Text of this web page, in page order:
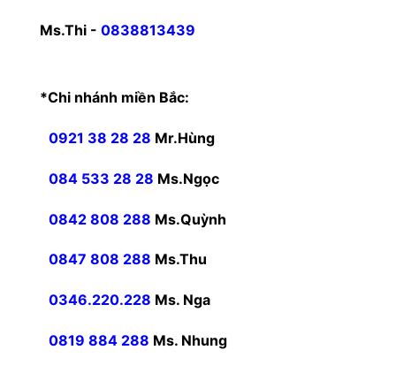
Ms.Thi - 0838813439
*Chi nhánh miền Bắc:
0921 38 28 28 Mr.Hùng
084 533 28 28 Ms.Ngọc
0842 808 288 Ms.Quỳnh
0847 808 288 Ms.Thu
0346.220.228 Ms. Nga
0819 884 288 Ms. Nhung